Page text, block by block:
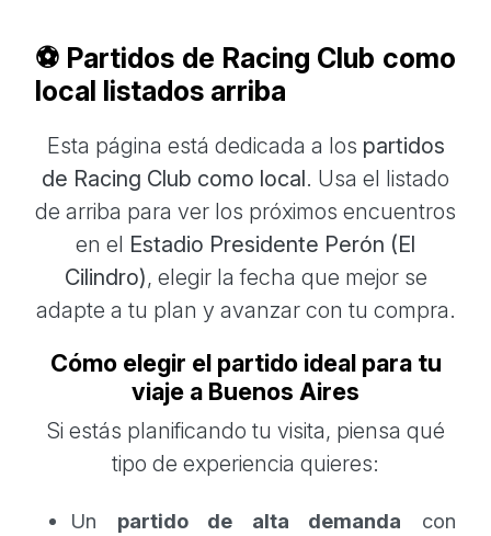
⚽ Partidos de Racing Club como
local listados arriba
Esta página está dedicada a los partidos
de Racing Club como local. Usa el listado
de arriba para ver los próximos encuentros
en el Estadio Presidente Perón (El
Cilindro), elegir la fecha que mejor se
adapte a tu plan y avanzar con tu compra.
Cómo elegir el partido ideal para tu
viaje a Buenos Aires
Si estás planificando tu visita, piensa qué
tipo de experiencia quieres:
Un partido de alta demanda con